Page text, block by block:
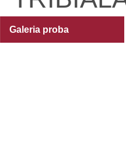
Galeria proba